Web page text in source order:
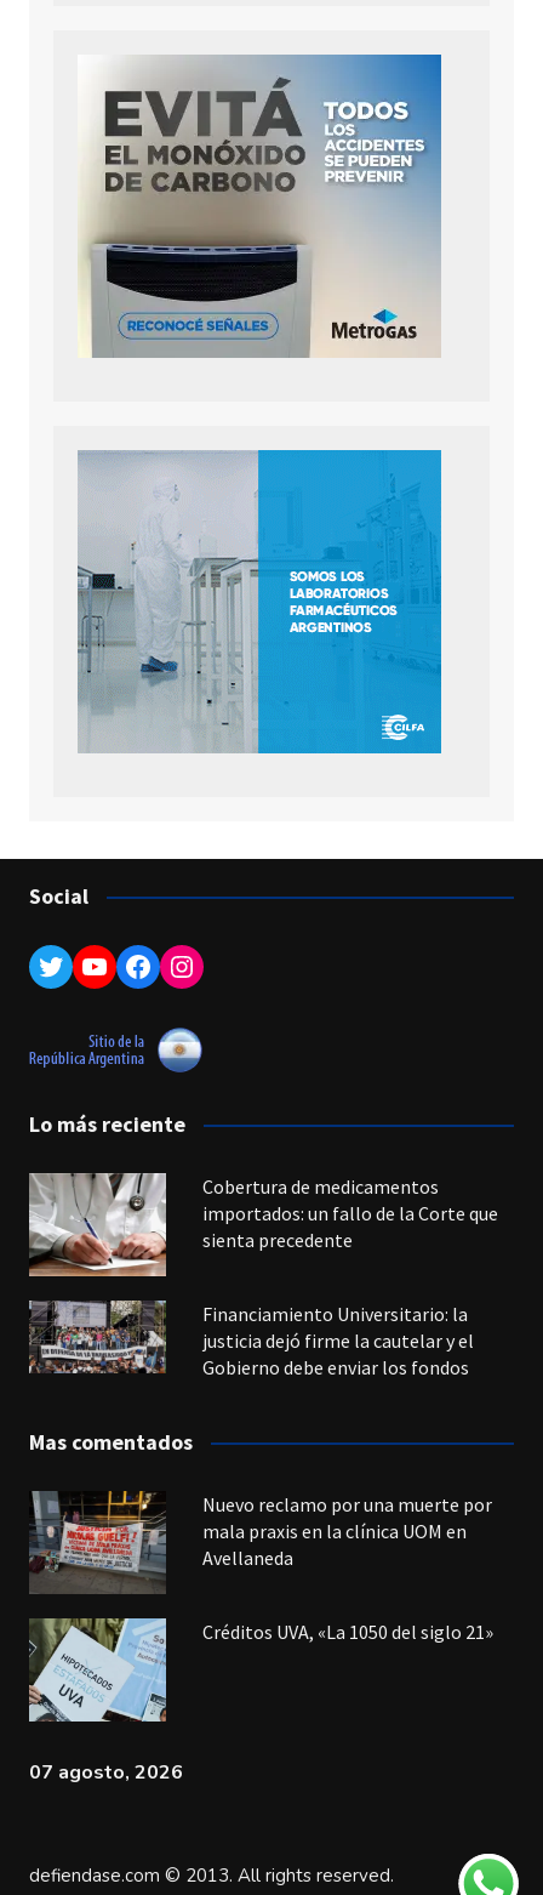
Social
Twitter
YouTube
Facebook
Instagram
Lo más reciente
Cobertura de medicamentos
importados: un fallo de la Corte que
sienta precedente
Financiamiento Universitario: la
justicia dejó firme la cautelar y el
Gobierno debe enviar los fondos
Mas comentados
Nuevo reclamo por una muerte por
mala praxis en la clínica UOM en
Avellaneda
Créditos UVA, «La 1050 del siglo 21»
07 agosto, 2026
defiendase.com © 2013. All rights reserved.